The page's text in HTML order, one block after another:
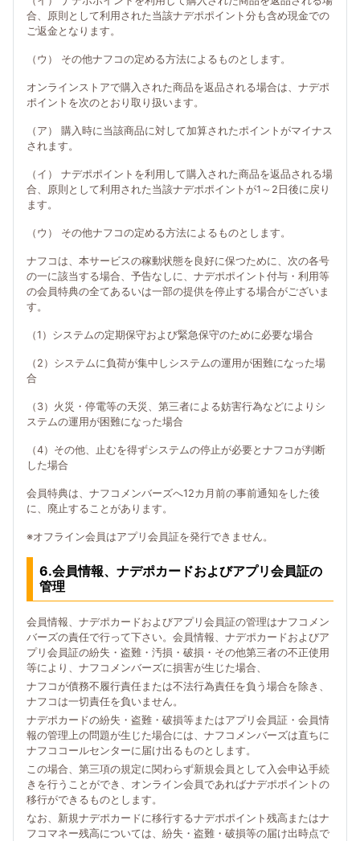
合、原則として利用された当該ナデポポイント分も含め現金での
ご返金となります。
（ウ） その他ナフコの定める方法によるものとします。
オンラインストアで購入された商品を返品される場合は、ナデポ
ポイントを次のとおり取り扱います。
（ア） 購入時に当該商品に対して加算されたポイントがマイナス
されます。
（イ） ナデポポイントを利用して購入された商品を返品される場
合、原則として利用された当該ナデポポイントが1～2日後に戻り
ます。
（ウ） その他ナフコの定める方法によるものとします。
ナフコは、本サービスの稼動状態を良好に保つために、次の各号
の一に該当する場合、予告なしに、ナデポポイント付与・利用等
の会員特典の全てあるいは一部の提供を停止する場合がございま
す。
（1）システムの定期保守および緊急保守のために必要な場合
（2）システムに負荷が集中しシステムの運用が困難になった場
合
（3）火災・停電等の天災、第三者による妨害行為などによりシ
ステムの運用が困難になった場合
（4）その他、止むを得ずシステムの停止が必要とナフコが判断
した場合
会員特典は、ナフコメンバーズへ12カ月前の事前通知をした後
に、廃止することがあります。
※オフライン会員はアプリ会員証を発行できません。
6.会員情報、ナデポカードおよびアプリ会員証の
管理
会員情報、ナデポカードおよびアプリ会員証の管理はナフコメン
バーズの責任で行って下さい。会員情報、ナデポカードおよびア
プリ会員証の紛失・盗難・汚損・破損・その他第三者の不正使用
等により、ナフコメンバーズに損害が生じた場合、
ナフコが債務不履行責任または不法行為責任を負う場合を除き、
ナフコは一切責任を負いません。
ナデポカードの紛失・盗難・破損等またはアプリ会員証・会員情
報の管理上の問題が生じた場合には、ナフコメンバーズは直ちに
ナフココールセンターに届け出るものとします。
この場合、第三項の規定に関わらず新規会員として入会申込手続
きを行うことができ、オンライン会員であればナデポポイントの
移行ができるものとします。
なお、新規ナデポカードに移行するナデポポイント残高またはナ
フコマネー残高については、紛失・盗難・破損等の届け出時点で